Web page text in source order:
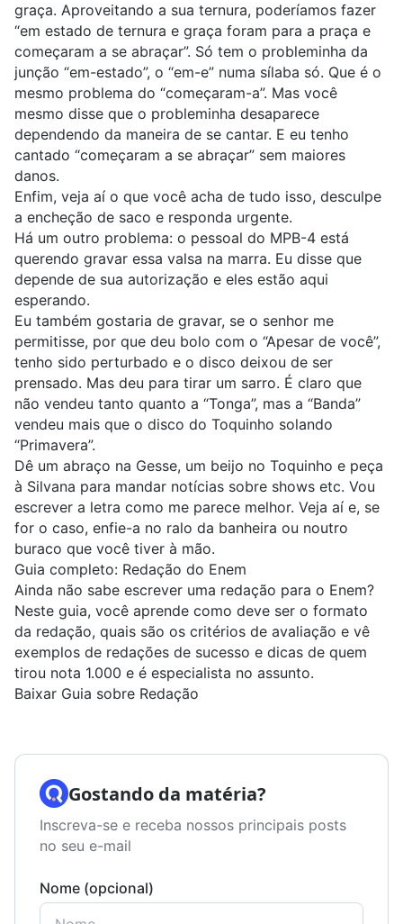
graça. Aproveitando a sua ternura, poderíamos fazer
“em estado de ternura e graça foram para a praça e
começaram a se abraçar”. Só tem o probleminha da
junção “em-estado”, o “em-e” numa sílaba só. Que é o
mesmo problema do “começaram-a”. Mas você
mesmo disse que o probleminha desaparece
dependendo da maneira de se cantar. E eu tenho
cantado “começaram a se abraçar” sem maiores
danos.
Enfim, veja aí o que você acha de tudo isso, desculpe
a encheção de saco e responda urgente.
Há um outro problema: o pessoal do MPB-4 está
querendo gravar essa valsa na marra. Eu disse que
depende de sua autorização e eles estão aqui
esperando.
Eu também gostaria de gravar, se o senhor me
permitisse, por que deu bolo com o “Apesar de você”,
tenho sido perturbado e o disco deixou de ser
prensado. Mas deu para tirar um sarro. É claro que
não vendeu tanto quanto a “Tonga”, mas a “Banda”
vendeu mais que o disco do Toquinho solando
“Primavera”.
Dê um abraço na Gesse, um beijo no Toquinho e peça
à Silvana para mandar notícias sobre shows etc. Vou
escrever a letra como me parece melhor. Veja aí e, se
for o caso, enfie-a no ralo da banheira ou noutro
buraco que você tiver à mão.
Guia completo: Redação do Enem
Ainda não sabe escrever uma redação para o Enem?
Neste guia, você aprende como deve ser o formato
da redação, quais são os critérios de avaliação e vê
exemplos de redações de sucesso e dicas de quem
tirou nota 1.000 e é especialista no assunto.
Baixar Guia sobre Redação
Gostando da matéria?
Inscreva-se e receba nossos principais posts
no seu e-mail
Nome (opcional)